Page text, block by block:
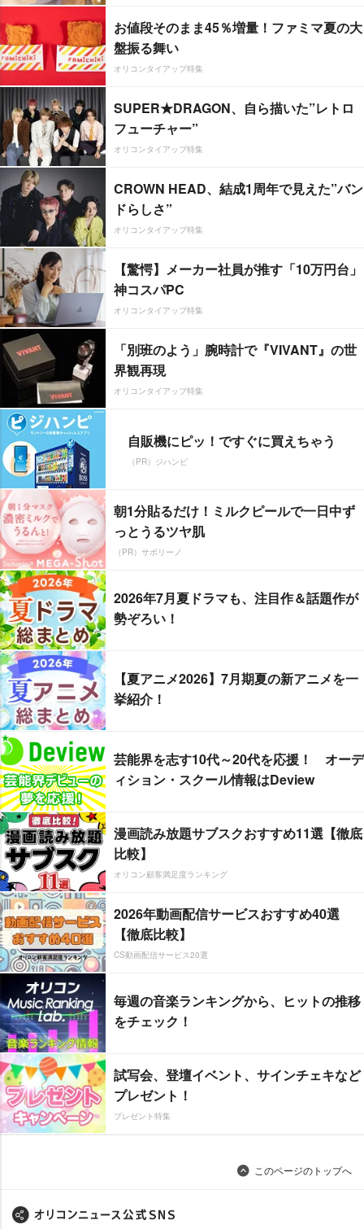
お値段そのまま45％増量！ファミマ夏の大
盤振る舞い
オリコンタイアップ特集
SUPER★DRAGON、自ら描いた”レトロ
フューチャー”
オリコンタイアップ特集
CROWN HEAD、結成1周年で見えた”バン
ドらしさ”
オリコンタイアップ特集
【驚愕】メーカー社員が推す「10万円台」
神コスパPC
オリコンタイアップ特集
「別班のよう」腕時計で『VIVANT』の世
界観再現
オリコンタイアップ特集
自販機にピッ！ですぐに買えちゃう
（PR）ジハンピ
朝1分貼るだけ！ミルクピールで一日中ず
っとうるツヤ肌
（PR）サボリーノ
2026年7月夏ドラマも、注目作＆話題作が
勢ぞろい！
【夏アニメ2026】7月期夏の新アニメを一
挙紹介！
芸能界を志す10代～20代を応援！ オーデ
ィション・スクール情報はDeview
漫画読み放題サブスクおすすめ11選【徹底
比較】
オリコン顧客満足度ランキング
2026年動画配信サービスおすすめ40選
【徹底比較】
CS動画配信サービス20選
毎週の音楽ランキングから、ヒットの推移
をチェック！
試写会、登壇イベント、サインチェキなど
プレゼント！
プレゼント特集
このページのトップへ